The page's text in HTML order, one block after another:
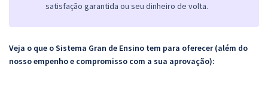
satisfação garantida ou seu dinheiro de volta.
Veja o que o Sistema Gran de Ensino tem para oferecer (além do
nosso empenho e compromisso com a sua aprovação):